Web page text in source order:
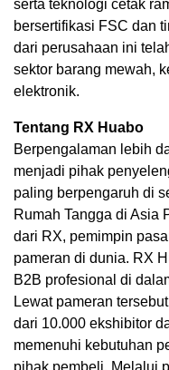
serta teknologi cetak
bersertifikasi FSC dan
dari perusahaan ini
sektor barang mewah,
elektronik.
Tentang RX Huabo
Berpengalaman lebih
menjadi pihak
paling berpengaruh di
Rumah Tangga di Asia
dari RX, pemimpin
pameran di dunia. RX
B2B profesional di
Lewat pameran
dari 10.000 ekshibitor
memenuhi kebutuhan